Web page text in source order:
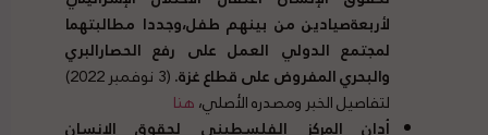
لأربعةصيادين من بينهم طفل،وجددا مطالبتهما
لمجتمع الدولي العمل على رفع الحصارالبري
والبحري المفروض على قطاع غزة.
(3 نوفمبر 2022)
لتفاصيل الخبر ومصدره الأصلي،هنا
أدان المركز الفلسطيني لحقوق الإنسان